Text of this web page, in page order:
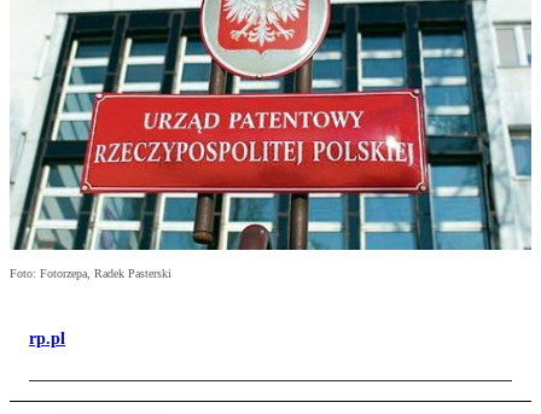
Foto: Fotorzepa, Radek Pasterski
rp.pl